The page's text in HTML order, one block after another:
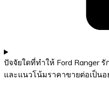
ปัจจัยใดที่ทำให้ Ford Ranger
และแนวโน้มราคาขายต่อเป็นอ